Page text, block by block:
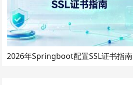
2026年Springboot配置SSL证书指南